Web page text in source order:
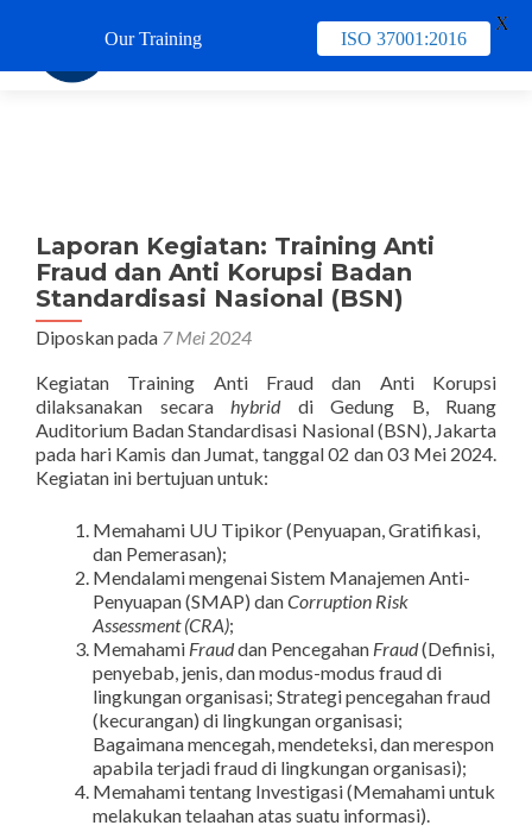
Laporan Kegiatan: Training Anti
Fraud dan Anti Korupsi Badan
Standardisasi Nasional (BSN)
Diposkan pada 7 Mei 2024
Kegiatan Training Anti Fraud dan Anti Korupsi
dilaksanakan secara hybrid di Gedung B, Ruang
Auditorium Badan Standardisasi Nasional (BSN), Jakarta
pada hari Kamis dan Jumat, tanggal 02 dan 03 Mei 2024.
Kegiatan ini bertujuan untuk:
Memahami UU Tipikor (Penyuapan, Gratifikasi,
dan Pemerasan);
Mendalami mengenai Sistem Manajemen Anti-
Penyuapan (SMAP) danCorruption Risk
Assessment (CRA);
Memahami Frauddan Pencegahan Fraud(Definisi,
penyebab, jenis, dan modus-modus fraud di
lingkungan organisasi; Strategi pencegahan fraud
(kecurangan) di lingkungan organisasi;
Bagaimana mencegah, mendeteksi, dan merespon
apabila terjadi fraud di lingkungan organisasi);
Memahami tentang Investigasi (Memahami untuk
melakukan telaahan atas suatu informasi).
Our Training ISO 37001:2016
X